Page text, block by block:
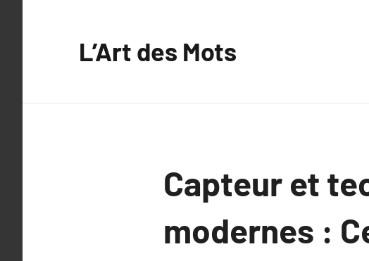
L’Art des Mots
Capteur et
modernes :